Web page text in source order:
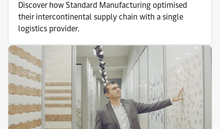
Discover how Standard Manufacturing optimised
their intercontinental supply chain with a single
logistics provider.